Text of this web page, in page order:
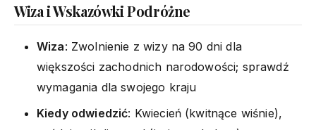
Wiza i Wskazówki Podróżne
Wiza: Zwolnienie z wizy na 90 dni dla
większości zachodnich narodowości; sprawdź
wymagania dla swojego kraju
Kiedy odwiedzić: Kwiecień (kwitnące wiśnie),